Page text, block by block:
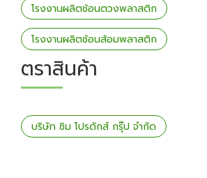
โรงงานผลิตช้อนตวงพลาสติก
โรงงานผลิตช้อนส้อมพลาสติก
ตราสินค้า
บริษัท ซิม โปรดักส์ กรุ๊ป จำกัด